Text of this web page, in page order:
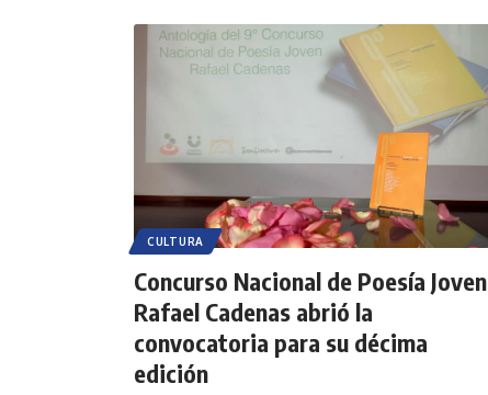
CULTURA
Concurso Nacional de Poesía Joven
Rafael Cadenas abrió la
convocatoria para su décima
edición